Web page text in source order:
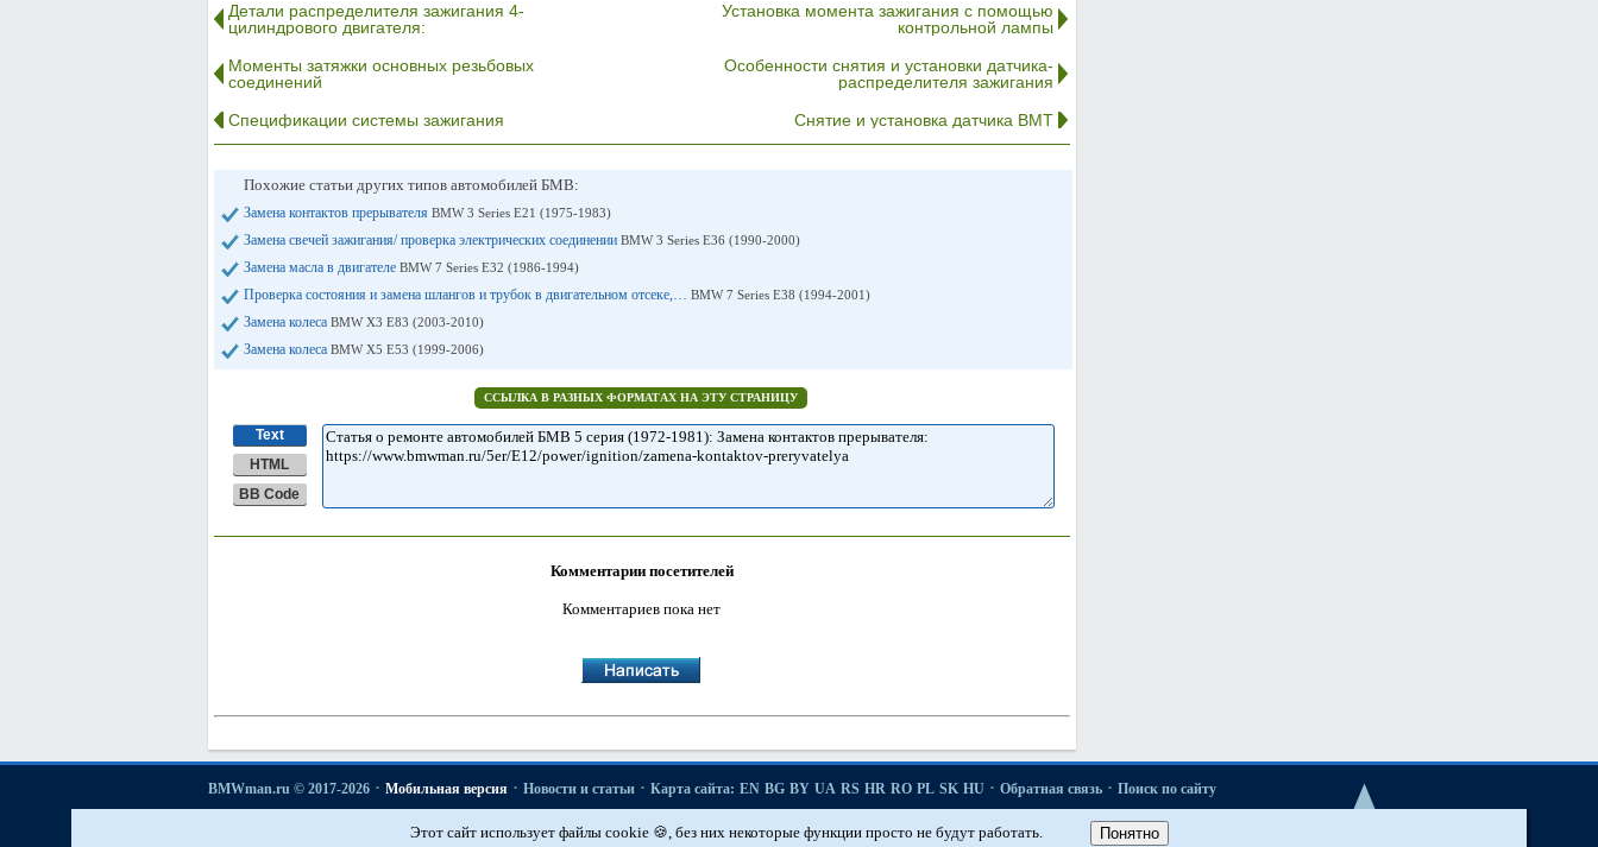
Детали распределителя зажигания 4-
цилиндрового двигателя:
Моменты затяжки основных резьбовых
соединений
Спецификации системы зажигания
Установка момента зажигания с помощью
контрольной лампы
Особенности снятия и установки датчика-
распределителя зажигания
Снятие и установка датчика ВМТ
Похожие статьи других типов автомобилей БМВ:
Замена контактов прерывателя BMW 3 Series E21 (1975-1983)
Замена свечей зажигания/ проверка электрических соединении BMW 3 Series E36 (1990-2000)
Замена масла в двигателе BMW 7 Series E32 (1986-1994)
Проверка состояния и замена шлангов и трубок в двигательном отсеке,… BMW 7 Series E38 (1994-2001)
Замена колеса BMW X3 E83 (2003-2010)
Замена колеса BMW X5 E53 (1999-2006)
ССЫЛКА В РАЗНЫХ ФОРМАТАХ НА ЭТУ СТРАНИЦУ
Text
HTML
BB Code
Комментарии посетителей
Комментариев пока нет
BMWman.ru © 2017-2026· Мобильная версия · Новости и статьи· Карта сайта: EN BG BY UA RS HR RO PL SK HU· Обратная связь· Поиск по сайту
Основы ремонта автомобилей·Техобслуживание двигателей «M»·Ремонт двигателей М50 ·Ремонт двигателей М52 и М52TU·
Этот сайт использует файлы cookie 🍪, без них некоторые функции просто не будут работать. Понятно